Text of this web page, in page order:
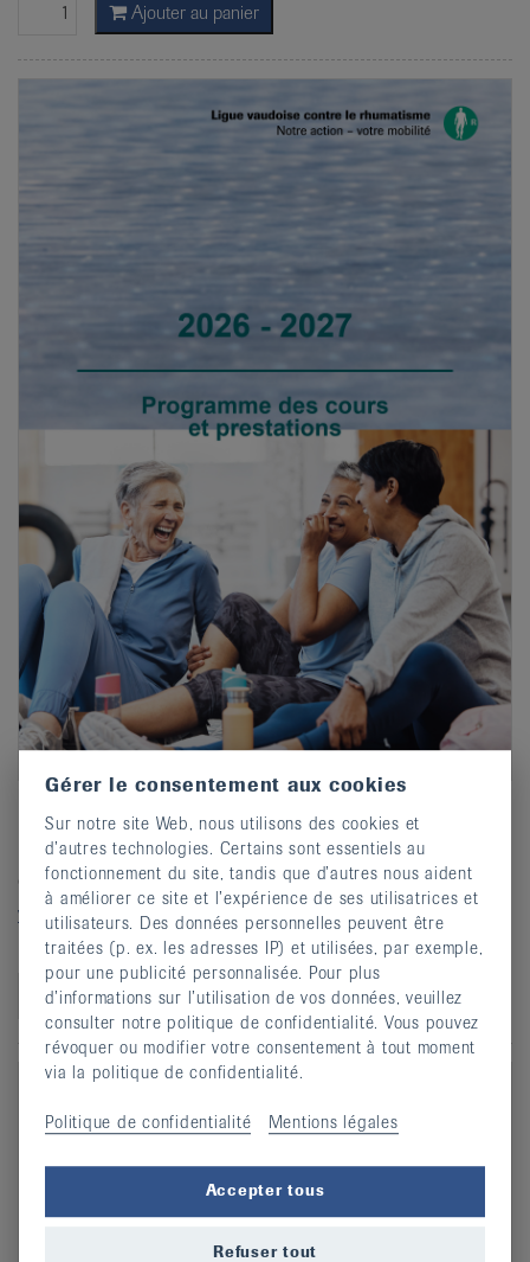
Ajouter au panier
Programme des cours 2026-2027
Détails des prestations organisées par la LVR dans le
canton de Vaud
voir la brochure en pdf
Réf. L003 - Gratuit
Ajouter au panier
Gérer le consentement aux cookies
Sur notre site Web, nous utilisons des cookies et
d’autres technologies. Certains sont essentiels au
fonctionnement du site, tandis que d’autres nous aident
à améliorer ce site et l’expérience de ses utilisatrices et
utilisateurs. Des données personnelles peuvent être
traitées (p. ex. les adresses IP) et utilisées, par exemple,
pour une publicité personnalisée. Pour plus
d’informations sur l’utilisation de vos données, veuillez
consulter notre politique de confidentialité. Vous pouvez
révoquer ou modifier votre consentement à tout moment
via la politique de confidentialité.
Politique de confidentialité Mentions légales
Accepter tous
Refuser tout